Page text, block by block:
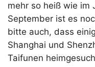
mehr so heiß wie im
September ist es
bitte auch, dass
Shanghai und
Taifunen